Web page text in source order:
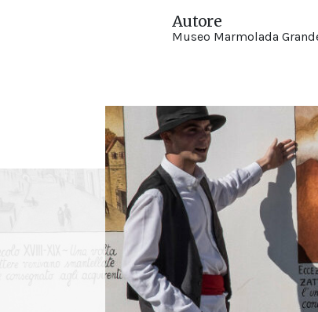
Autore
Museo Marmolada